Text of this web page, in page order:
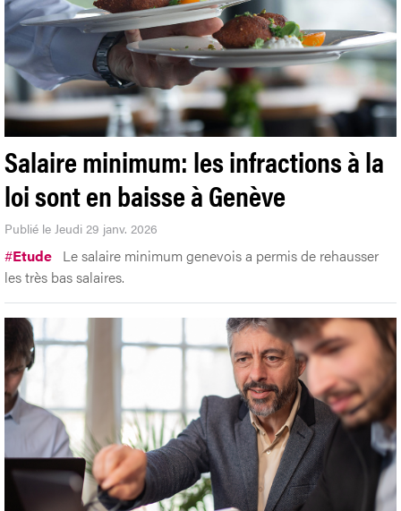
Salaire minimum: les infractions à la
loi sont en baisse à Genève
Publié le Jeudi 29 janv. 2026
#Etude Le salaire minimum genevois a permis de rehausser
les très bas salaires.